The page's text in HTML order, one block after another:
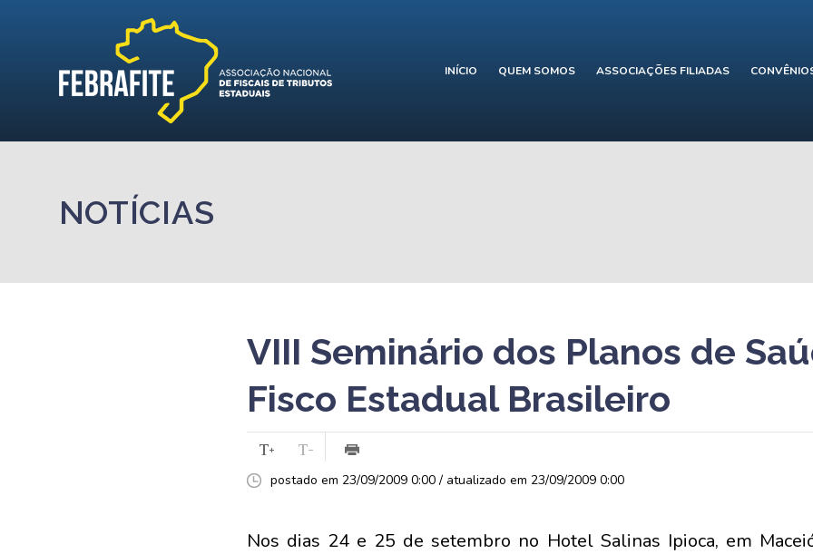
INÍCIO QUEM SOMOS ASSOCIAÇÕES FILIADAS
NOTÍCIAS
VIII Seminário dos Planos de
Fisco Estadual Brasileiro
postado em 23/09/2009 0:00 / atualizado em 23/09/2009 0:00
Nos dias 24 e 25 de setembro no Hotel Salinas Ipioca, em